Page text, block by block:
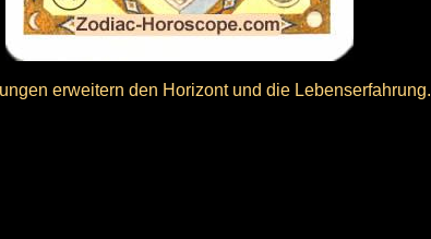
erweitern den Horizont und die Lebenserfahrung.